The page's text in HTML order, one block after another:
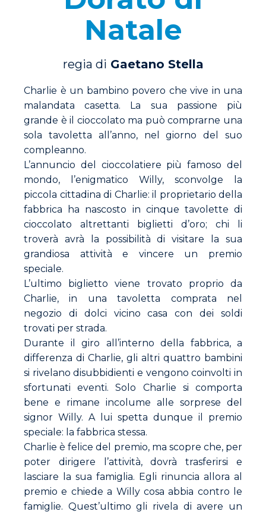
Natale
regia di Gaetano Stella
Charlie è un bambino povero che vive in una
malandata casetta. La sua passione più
grande è il cioccolato ma può comprarne una
sola tavoletta all’anno, nel giorno del suo
compleanno.
L’annuncio del cioccolatiere più famoso del
mondo, l’enigmatico Willy, sconvolge la
piccola cittadina di Charlie: il proprietario della
fabbrica ha nascosto in cinque tavolette di
cioccolato altrettanti biglietti d’oro; chi li
troverà avrà la possibilità di visitare la sua
grandiosa attività e vincere un premio
speciale.
L’ultimo biglietto viene trovato proprio da
Charlie, in una tavoletta comprata nel
negozio di dolci vicino casa con dei soldi
trovati per strada.
Durante il giro all’interno della fabbrica, a
differenza di Charlie, gli altri quattro bambini
si rivelano disubbidienti e vengono coinvolti in
sfortunati eventi. Solo Charlie si comporta
bene e rimane incolume alle sorprese del
signor Willy. A lui spetta dunque il premio
speciale: la fabbrica stessa.
Charlie è felice del premio, ma scopre che, per
poter dirigere l’attività, dovrà trasferirsi e
lasciare la sua famiglia. Egli rinuncia allora al
premio e chiede a Willy cosa abbia contro le
famiglie. Quest’ultimo gli rivela di avere un